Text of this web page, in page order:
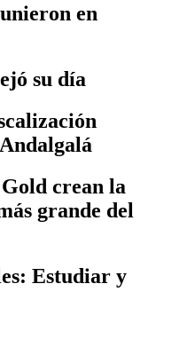
en
su día
crean la
grande del
Estudiar y